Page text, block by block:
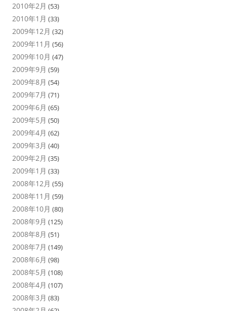
2010年2月 (53)
2010年1月 (33)
2009年12月 (32)
2009年11月 (56)
2009年10月 (47)
2009年9月 (59)
2009年8月 (54)
2009年7月 (71)
2009年6月 (65)
2009年5月 (50)
2009年4月 (62)
2009年3月 (40)
2009年2月 (35)
2009年1月 (33)
2008年12月 (55)
2008年11月 (59)
2008年10月 (80)
2008年9月 (125)
2008年8月 (51)
2008年7月 (149)
2008年6月 (98)
2008年5月 (108)
2008年4月 (107)
2008年3月 (83)